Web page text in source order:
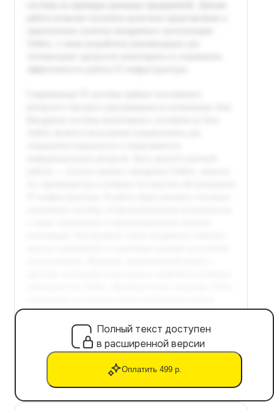
Полный текст доступен
в расширенной версии
Оплатить 499 р.